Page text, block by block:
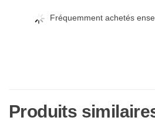
[Import]
Fréquemment achetés
Produits